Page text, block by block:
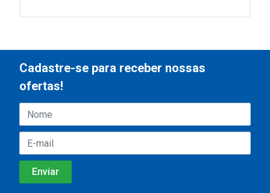
Cadastre-se para receber nossas
ofertas!